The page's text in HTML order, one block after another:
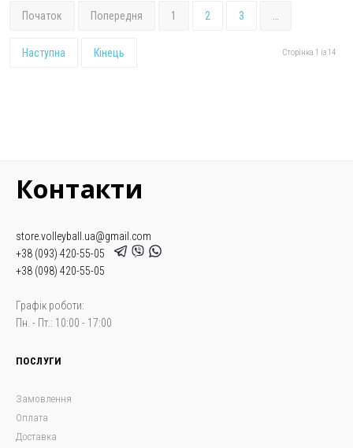
Початок Попередня 1 2 3
Наступна Кінець Сторінка 1 із 14
Контакти
store.volleyball.ua@gmail.com
+38 (093) 420-55-05
+38 (098) 420-55-05
Графік роботи:
Пн. - Пт.: 10:00 - 17:00
ПОСЛУГИ
Замовлення
Оплата
Доставка